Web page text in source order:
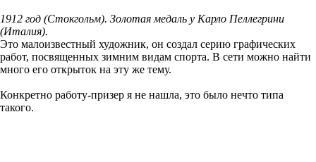
1912 год (Стокгольм). Золотая медаль у Карло Пеллегрини
(Италия).
Это малоизвестный художник, он создал серию графических
работ, посвященных зимним видам спорта. В сети можно найти
много его открыток на эту же тему.
Конкретно работу-призер я не нашла, это было нечто типа
такого.